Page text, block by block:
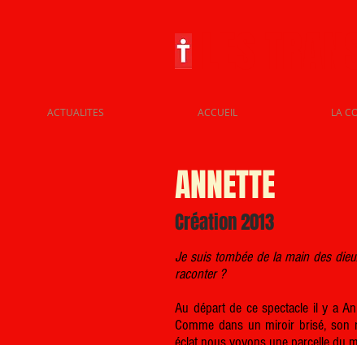
ACTUALITES ACCUEIL LA
ANNETTE
Création 2013
Je suis tombée de la main des
raconter ?
Au départ de ce spectacle il y a
Comme dans un miroir brisé, son